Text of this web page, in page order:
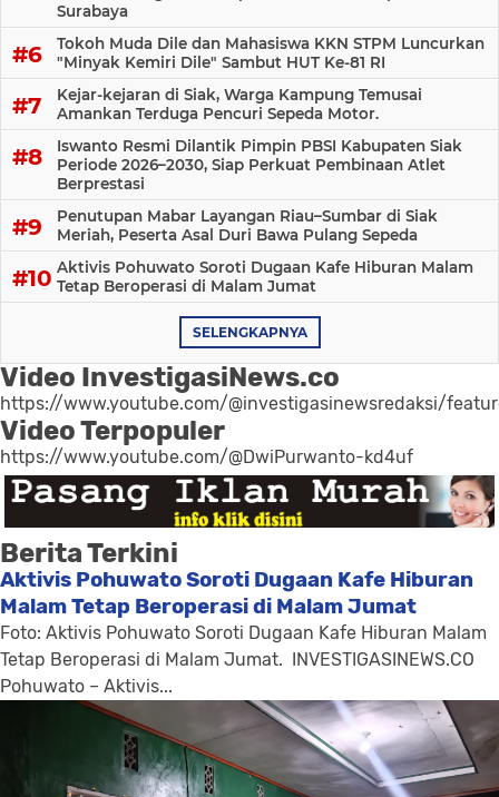
Surabaya
Tokoh Muda Dile dan Mahasiswa KKN STPM Luncurkan
"Minyak Kemiri Dile" Sambut HUT Ke-81 RI
Kejar-kejaran di Siak, Warga Kampung Temusai
Amankan Terduga Pencuri Sepeda Motor.
Iswanto Resmi Dilantik Pimpin PBSI Kabupaten Siak
Periode 2026–2030, Siap Perkuat Pembinaan Atlet
Berprestasi
Penutupan Mabar Layangan Riau–Sumbar di Siak
Meriah, Peserta Asal Duri Bawa Pulang Sepeda
Aktivis Pohuwato Soroti Dugaan Kafe Hiburan Malam
Tetap Beroperasi di Malam Jumat
SELENGKAPNYA
Video InvestigasiNews.co
https://www.youtube.com/@investigasinewsredaksi/
Video Terpopuler
https://www.youtube.com/@DwiPurwanto-kd4uf
Berita Terkini
Aktivis Pohuwato Soroti Dugaan Kafe Hiburan
Malam Tetap Beroperasi di Malam Jumat
Foto: Aktivis Pohuwato Soroti Dugaan Kafe Hiburan Malam
Tetap Beroperasi di Malam Jumat. INVESTIGASINEWS.CO
Pohuwato – Aktivis...